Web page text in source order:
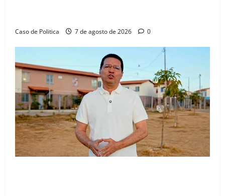
Caso de Politica 7 de agosto de 2026 0